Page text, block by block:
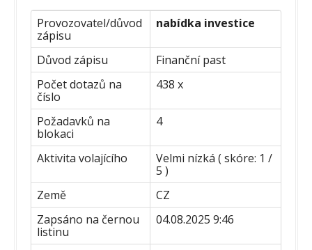
Provozovatel/důvod
zápisu
nabídka investice
Důvod zápisu
Finanční past
Počet dotazů na
číslo
438 x
Požadavků na
blokaci
4
Aktivita volajícího
Velmi nízká ( skóre: 1 /
5 )
Země
CZ
Zapsáno na černou
listinu
04.08.2025 9:46